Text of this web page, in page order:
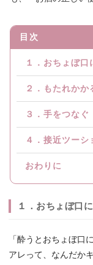
目次
１．おちょぼ口
２．もたれかか
３．手をつなぐ
４．接近ツーシ
おわりに
１．おちょぼ口
「酔うとおちょぼ口
アレって、なんだか